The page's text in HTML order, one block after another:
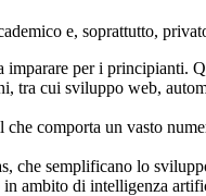
e, soprattutto,
per i principianti.
tra cui sviluppo web,
comporta un vasto
semplificano lo
ambito di intelligenza